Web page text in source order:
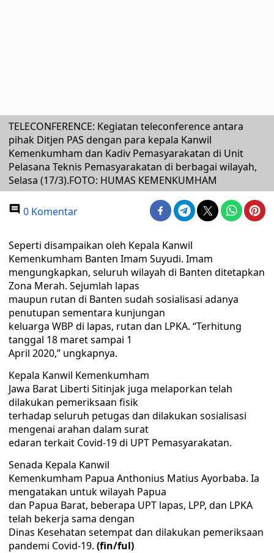
TELECONFERENCE: Kegiatan teleconference antara
pihak Ditjen PAS dengan para kepala Kanwil
Kemenkumham dan Kadiv Pemasyarakatan di Unit
Pelasana Teknis Pemasyarakatan di berbagai wilayah,
Selasa (17/3).FOTO: HUMAS KEMENKUMHAM
0 Komentar
Seperti disampaikan oleh Kepala Kanwil
Kemenkumham Banten Imam Suyudi. Imam
mengungkapkan, seluruh wilayah di Banten ditetapkan
Zona Merah. Sejumlah lapas
maupun rutan di Banten sudah sosialisasi adanya
penutupan sementara kunjungan
keluarga WBP di lapas, rutan dan LPKA. “Terhitung
tanggal 18 maret sampai 1
April 2020,” ungkapnya.
Kepala Kanwil Kemenkumham
Jawa Barat Liberti Sitinjak juga melaporkan telah
dilakukan pemeriksaan fisik
terhadap seluruh petugas dan dilakukan sosialisasi
mengenai arahan dalam surat
edaran terkait Covid-19 di UPT Pemasyarakatan.
Senada Kepala Kanwil
Kemenkumham Papua Anthonius Matius Ayorbaba. Ia
mengatakan untuk wilayah Papua
dan Papua Barat, beberapa UPT lapas, LPP, dan LPKA
telah bekerja sama dengan
Dinas Kesehatan setempat dan dilakukan pemeriksaan
pandemi Covid-19. (fin/ful)